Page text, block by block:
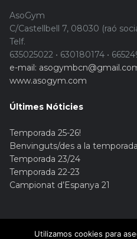
AsoGym
C/Castellbell 7, 08030 (raó
Telf.
635025022 • 630180174 •
e-mail:
www.asogym.com
Últimes Nóticies
Temporada 25-26!
Benvinguts/des a la
Temporada 23/24
Temporada 22-23
Campionat d’Espanya 21
Utilizamos cookies para